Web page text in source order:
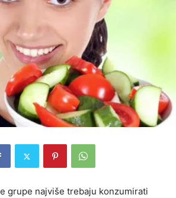
grupe najviše trebaju konzumirati